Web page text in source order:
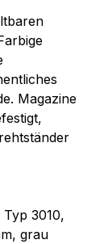
Magazine
3010,
grau